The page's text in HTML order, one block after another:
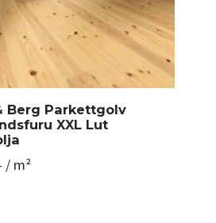
Berg Parkettgolv
XXL Lut
/ m²